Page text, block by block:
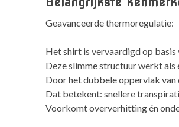
Geavanceerde thermoregulatie:
Het shirt is vervaardigd op
Deze slimme structuur werkt
Door het dubbele oppervlak
Dat betekent: snellere
Voorkomt oververhitting én